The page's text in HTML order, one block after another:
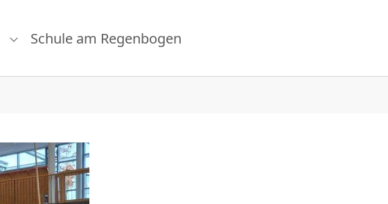
"Schulleben"
Submenu for "Aktuelles"
Schule am Regenbogen